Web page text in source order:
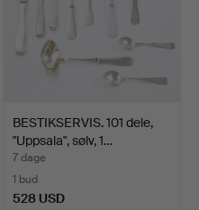
BESTIKSERVIS. 101 dele,
"Uppsala", sølv, 1…
7 dage
1 bud
528 USD